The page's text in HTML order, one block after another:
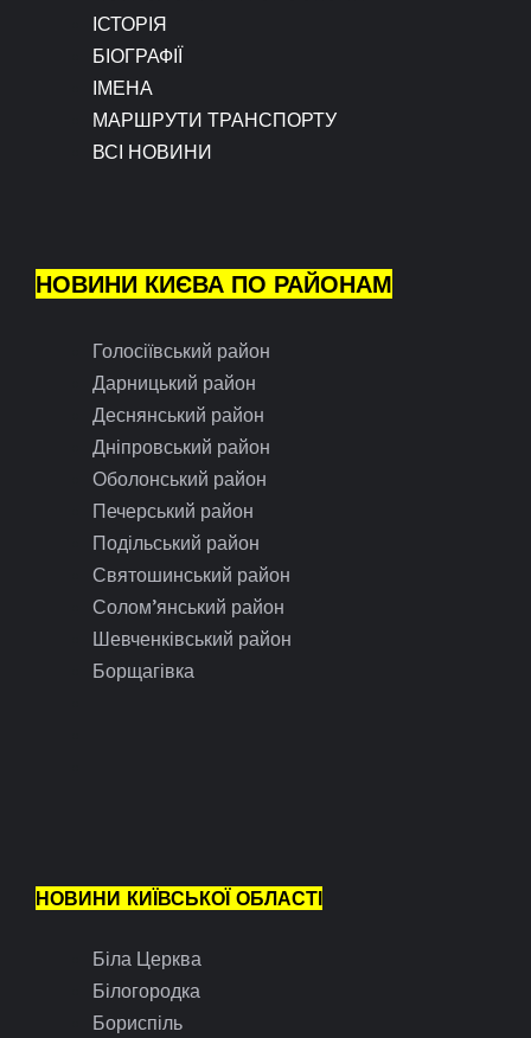
ІСТОРІЯ
БІОГРАФІЇ
ІМЕНА
МАРШРУТИ ТРАНСПОРТУ
ВСІ НОВИНИ
НОВИНИ КИЄВА ПО РАЙОНАМ
Голосіївський район
Дарницький район
Деснянський район
Дніпровський район
Оболонський район
Печерський район
Подільський район
Святошинський район
Солом’янський район
Шевченківський район
Борщагівка
НОВИНИ КИЇВСЬКОЇ ОБЛАСТІ
Біла Церква
Білогородка
Бориспіль